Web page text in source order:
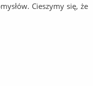
Cieszymy się, że